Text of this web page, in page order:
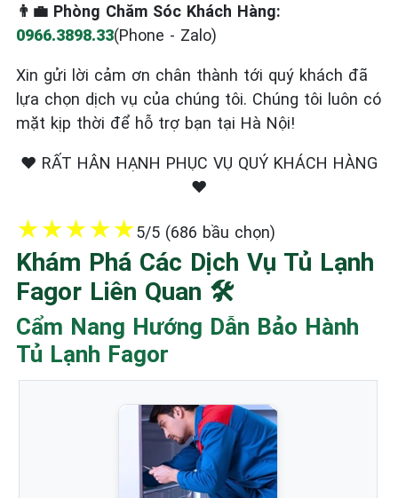
👨‍💼 Phòng Chăm Sóc Khách Hàng:
0966.3898.33(Phone - Zalo)
Xin gửi lời cảm ơn chân thành tới quý khách đã
lựa chọn dịch vụ của chúng tôi. Chúng tôi luôn có
mặt kịp thời để hỗ trợ bạn tại Hà Nội!
❤️ RẤT HÂN HẠNH PHỤC VỤ QUÝ KHÁCH HÀNG
❤️
★★★★★5/5 (686 bầu chọn)
Khám Phá Các Dịch Vụ Tủ Lạnh
Fagor Liên Quan 🛠️
Cẩm Nang Hướng Dẫn Bảo Hành
Tủ Lạnh Fagor